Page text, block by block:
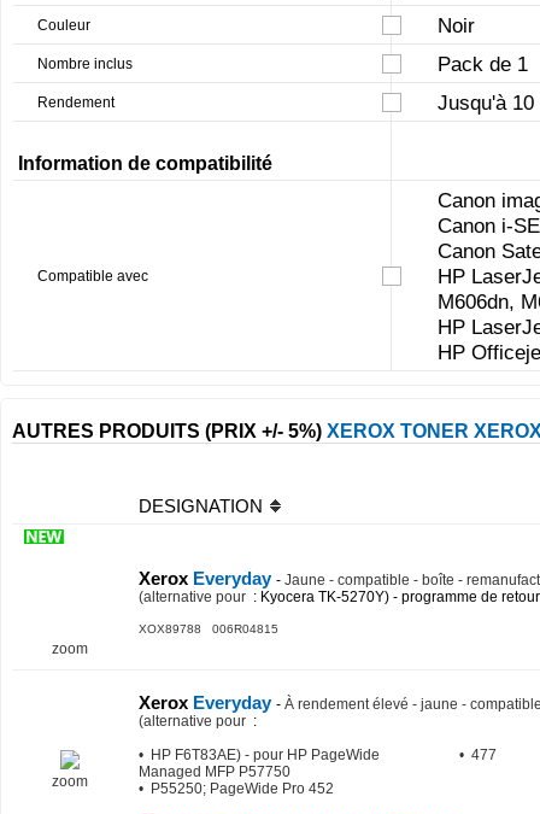
Couleur Noir
Nombre inclus Pack de 1
Rendement Jusqu'à 10
Information de compatibilité
Compatible avec
Canon
Canon i-
Canon
HP
M606dn,
HP
HP
AUTRES PRODUITS (PRIX +/- 5%) XEROX TONER
DESIGNATION
zoom
Xerox Everyday - Jaune - compatible - boîte -
(alternative pour : Kyocera TK-5270Y) - programme de
XOX89788 006R04815
zoom
Xerox Everyday - À rendement élevé - jaune -
(alternative pour :
• HP F6T83AE) - pour HP PageWide
Managed MFP P57750
• P55250; PageWide Pro 452
• 477